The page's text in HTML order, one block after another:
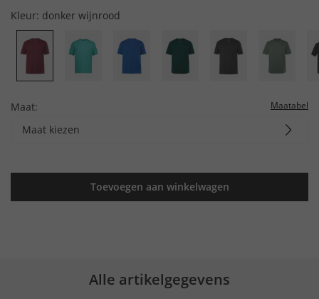
Kleur: donker wijnrood
Maat: Maatabel
Maat kiezen
Toevoegen aan winkelwagen
Alle artikelgegevens